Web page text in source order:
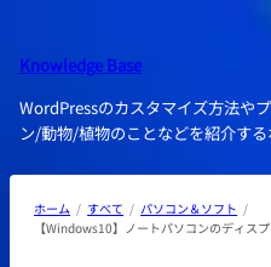
を
ス
キ
ッ
プ
Knowledge Base
WordPressのカスタマイズ方法や
ン/動物/植物のことなどを紹介す
ホーム すべて
パソコン＆ソフト
【Windows10】ノートパソコンのディス